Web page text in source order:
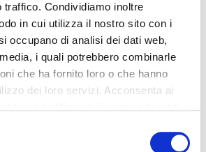
traffico. Condividiamo inoltre
in cui utilizza il nostro sito con i
occupano di analisi dei dati web,
i quali potrebbero combinarle
che ha fornito loro o che hanno
dei loro servizi. Acconsenta ai